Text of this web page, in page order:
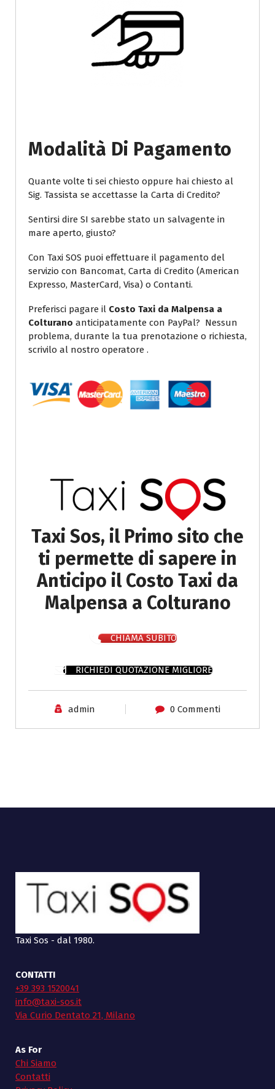
Modalità Di Pagamento
Quante volte ti sei chiesto oppure hai chiesto al
Sig. Tassista se accettasse la Carta di Credito?
Sentirsi dire SI sarebbe stato un salvagente in
mare aperto, giusto?
Con Taxi SOS puoi effettuare il pagamento del
servizio con Bancomat, Carta di Credito (American
Expresso, MasterCard, Visa) o Contanti.
Preferisci pagare il Costo Taxi da Malpensa a
Colturano anticipatamente con PayPal? Nessun
problema, durante la tua prenotazione o richiesta,
scrivilo al nostro operatore .
Taxi Sos, il Primo sito che
ti permette di sapere in
Anticipo il Costo Taxi da
Malpensa a Colturano
CHIAMA SUBITO
RICHIEDI QUOTAZIONE MIGLIORE
admin 0 Commenti
Taxi Sos - dal 1980.
CONTATTI
+39 393 1520041
info@taxi-sos.it
Via Curio Dentato 21, Milano
As For
Chi Siamo
Contatti